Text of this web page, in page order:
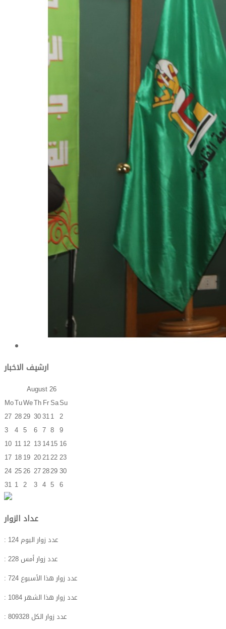
ارشيف الاخبار
August26
MoTuWeThFrSaSu
27 2829 30311 2
3 4 5 6 7 8 9
10 11 12 131415 16
17 1819 20212223
24 2526 27282930
31 1 2 3 4 5 6
عداد الزوار
: عدد زوار اليوم124
: عدد زوار أمس 228
: عدد زوار هذا الأسبوع 724
: عدد زوار هذا الشهر1084
: عدد زوار الكل 809328